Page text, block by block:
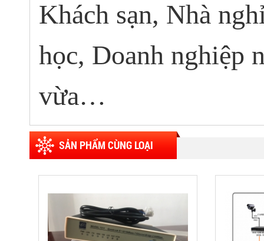
Khách sạn, Nhà
học, Doanh nghiệp
vừa…
SẢN PHẨM CÙNG LOẠI